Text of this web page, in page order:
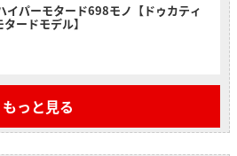
イパーモタード698モノ【ドゥカティ
ードモデル】
もっと見る